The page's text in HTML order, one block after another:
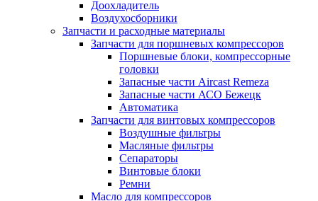
Доохладитель
Воздухосборники
Запчасти и расходные материалы
Запчасти для поршневых компрессоров
Поршневые блоки, компрессорные
головки
Запасные части Aircast Remeza
Запасные части АСО Бежецк
Автоматика
Запчасти для винтовых компрессоров
Воздушные фильтры
Масляные фильтры
Сепараторы
Винтовые блоки
Ремни
Масло для компрессоров